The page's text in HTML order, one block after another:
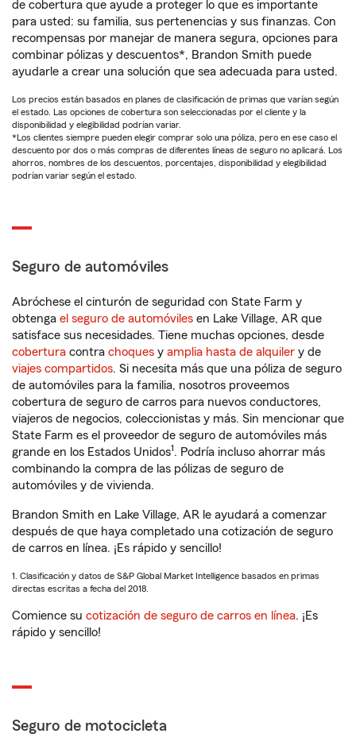
de cobertura que ayude a proteger lo que es importante
para usted: su familia, sus pertenencias y sus finanzas. Con
recompensas por manejar de manera segura, opciones para
combinar pólizas y descuentos*, Brandon Smith puede
ayudarle a crear una solución que sea adecuada para usted.
Los precios están basados en planes de clasificación de primas que varían según
el estado. Las opciones de cobertura son seleccionadas por el cliente y la
disponibilidad y elegibilidad podrían variar.
*Los clientes siempre pueden elegir comprar solo una póliza, pero en ese caso el
descuento por dos o más compras de diferentes líneas de seguro no aplicará. Los
ahorros, nombres de los descuentos, porcentajes, disponibilidad y elegibilidad
podrían variar según el estado.
Seguro de automóviles
Abróchese el cinturón de seguridad con State Farm y
obtenga el seguro de automóviles en Lake Village, AR que
satisface sus necesidades. Tiene muchas opciones, desde
cobertura contra choques y amplia hasta de alquiler y de
viajes compartidos. Si necesita más que una póliza de seguro
de automóviles para la familia, nosotros proveemos
cobertura de seguro de carros para nuevos conductores,
viajeros de negocios, coleccionistas y más. Sin mencionar que
State Farm es el proveedor de seguro de automóviles más
grande en los Estados Unidos1. Podría incluso ahorrar más
combinando la compra de las pólizas de seguro de
automóviles y de vivienda.
Brandon Smith en Lake Village, AR le ayudará a comenzar
después de que haya completado una cotización de seguro
de carros en línea. ¡Es rápido y sencillo!
1. Clasificación y datos de S&P Global Market Intelligence basados en primas
directas escritas a fecha del 2018.
Comience su cotización de seguro de carros en línea. ¡Es
rápido y sencillo!
Seguro de motocicleta